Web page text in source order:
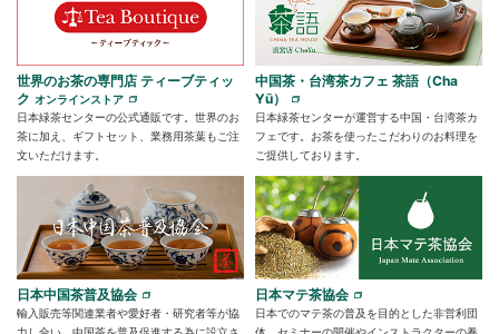
世界のお茶の専門店 ティーブティッ
ク オンラインストア
日本緑茶センターの公式通販です。世界のお
茶に加え、ギフトセット、業務用茶葉もご注
文いただけます。
中国茶・台湾茶カフェ 茶語（Cha
Yū）
日本緑茶センターが運営する中国・台湾茶カ
フェです。お茶を使ったこだわりのお料理を
ご提供しております。
日本中国茶普及協会
輸入販売等関連業者や愛好者・研究者等が協
日本マテ茶協会
日本でのマテ茶の普及を目的とした非営利団